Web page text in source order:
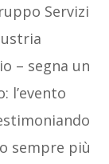
Servizi
– segna un
l’evento
sempre più